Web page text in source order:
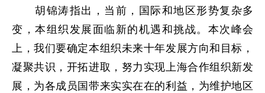
胡锦涛指出，当前，国际和地区形势复杂多
变，本组织发展面临新的机遇和挑战。本次峰会
上，我们要确定本组织未来十年发展方向和目标，
凝聚共识，开拓进取，努力实现上海合作组织新发
展，为各成员国带来实实在在的利益，为维护地区